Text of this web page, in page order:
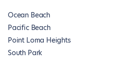
Ocean Beach
Pacific Beach
Point Loma Heights
South Park